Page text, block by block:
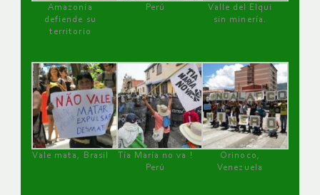
Amazonía
defiende su
territorio
Perú
Valle del Elqui
sin minería.
Vale mata, Brasil
Tía María no va !
Perú
Orinoco,
Venezuela